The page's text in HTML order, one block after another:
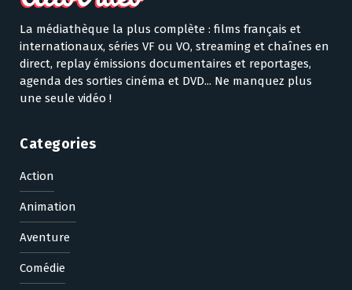
La médiathèque la plus complète : films français et
internationaux, séries VF ou VO, streaming et chaînes en
direct, replay émissions documentaires et reportages,
agenda des sorties cinéma et DVD... Ne manquez plus
une seule vidéo !
Categories
Action
Animation
Aventure
Comédie